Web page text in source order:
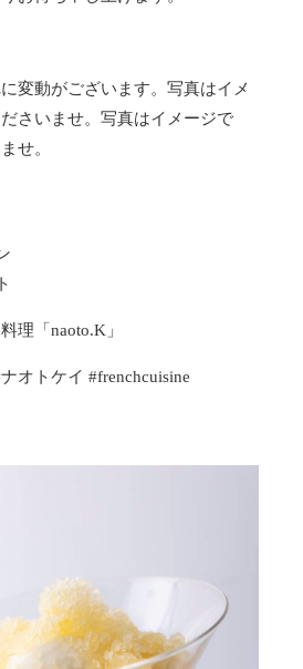
変動がございます。写真はイメ
さいませ。写真はイメージで
せ。
理「naoto.K」
オトケイ #frenchcuisine